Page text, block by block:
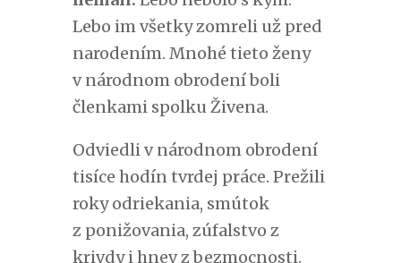
Lebo im všetky zomreli už pred
narodením. Mnohé tieto ženy
v národnom obrodení boli
členkami spolku Živena.
Odviedli v národnom obrodení
tisíce hodín tvrdej práce. Prežili
roky odriekania, smútok
z ponižovania, zúfalstvo z
krivdy i hnev z bezmocnosti.